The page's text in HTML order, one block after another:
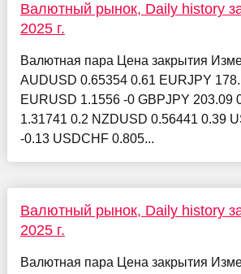
Валютный рынок, Daily history
2025 г.
Валютная пара Цена закрытия
AUDUSD 0.65354 0.61 EURJPY
EURUSD 1.1556 -0 GBPJPY 203.09
1.31741 0.2 NZDUSD 0.56441 0.39
-0.13 USDCHF 0.805...
Валютный рынок, Daily history
2025 г.
Валютная пара Цена закрытия